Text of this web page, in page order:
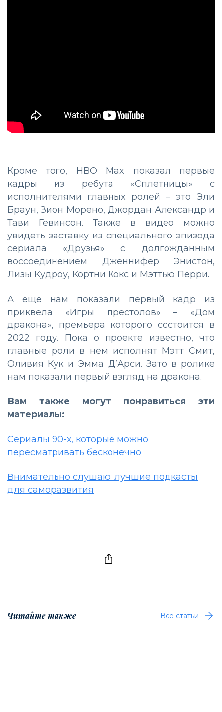
Кроме того, HBO Max показал первые
кадры из ребута «Сплетницы» с
исполнителями главных ролей – это Эли
Браун, Зион Морено, Джордан Александр и
Тави Гевинсон. Также в видео можно
увидеть заставку из специального эпизода
сериала «Друзья» с долгожданным
воссоединением Дженнифер Энистон,
Лизы Кудроу, Кортни Кокс и Мэттью Перри.
А еще нам показали первый кадр из
приквела «Игры престолов» – «Дом
дракона», премьера которого состоится в
2022 году. Пока о проекте известно, что
главные роли в нем исполнят Мэтт Смит,
Оливия Кук и Эмма Д’Арси. Зато в ролике
нам показали первый взгляд на дракона.
Вам также могут понравиться эти
материалы:
Сериалы 90-х, которые можно
пересматривать бесконечно
Внимательно слушаю: лучшие подкасты
для саморазвития
Читайте также Все статьи